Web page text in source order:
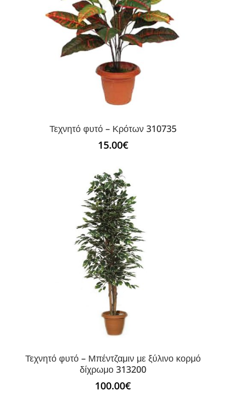
Τεχνητό φυτό – Κρότων 310735
15.00€
Τεχνητό φυτό – Μπέντζαμιν με ξύλινο κορμό
δίχρωμο 313200
100.00€